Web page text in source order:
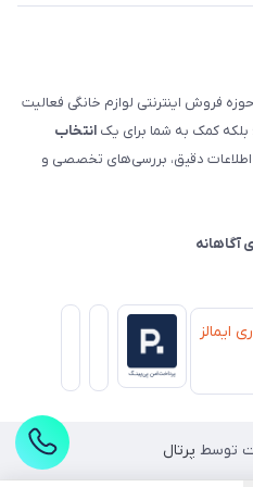
فروش اینترنتی لوازم خانگی فعالیت
کمک به شما برای یک انتخاب
اطلاعات دقیق، بررسی‌های تخصصی و
آگاهانه
توسط پرتال